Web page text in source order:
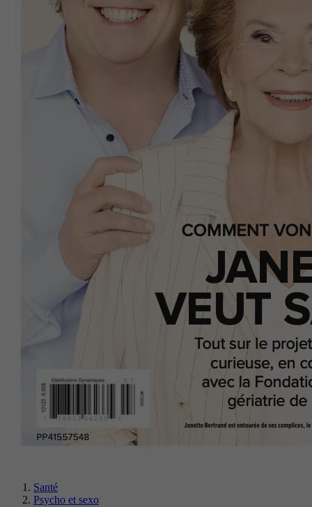
Santé
Psycho et sexo